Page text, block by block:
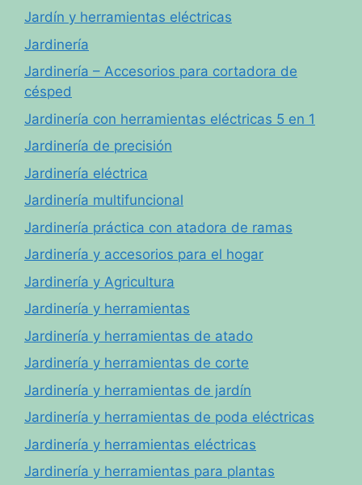
Jardín y herramientas eléctricas
Jardinería
Jardinería – Accesorios para cortadora de
césped
Jardinería con herramientas eléctricas 5 en 1
Jardinería de precisión
Jardinería eléctrica
Jardinería multifuncional
Jardinería práctica con atadora de ramas
Jardinería y accesorios para el hogar
Jardinería y Agricultura
Jardinería y herramientas
Jardinería y herramientas de atado
Jardinería y herramientas de corte
Jardinería y herramientas de jardín
Jardinería y herramientas de poda eléctricas
Jardinería y herramientas eléctricas
Jardinería y herramientas para plantas